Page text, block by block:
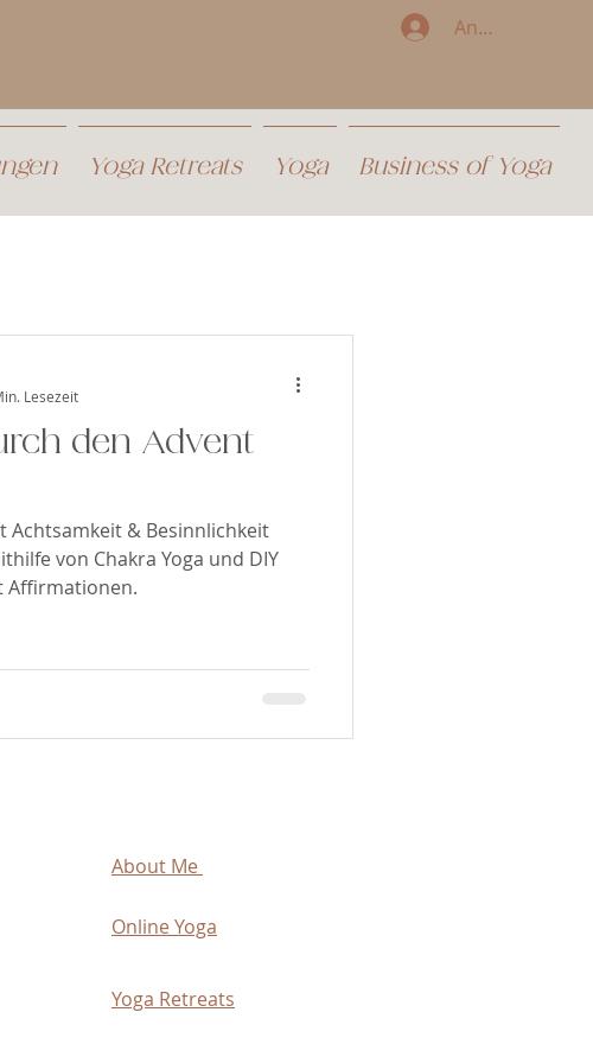
Anmelden
Yoga Retreats Yoga Business of Yoga
den Advent
Achtsamkeit & Besinnlichkeit
von Chakra Yoga und DIY
Affirmationen.
Lesezeit
About Me
Online Yoga
Yoga Retreats